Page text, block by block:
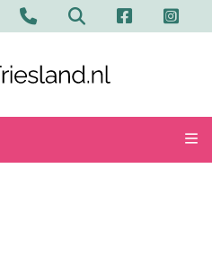
Home Contact en
Zoeken